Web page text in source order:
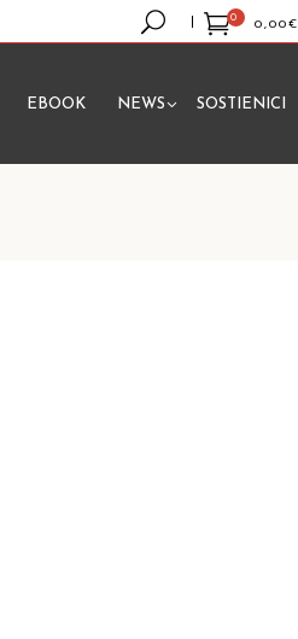
0
0,00€
prodotto nel carrello.
EBOOK NEWS SOSTIENICI